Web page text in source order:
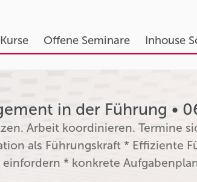
Offene Seminare Inhouse
in der Führung •
Arbeit koordinieren. Termine
als Führungskraft * Effiziente
einfordern * konkrete